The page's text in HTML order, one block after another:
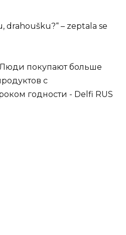
drahoušku?“ – zeptala se